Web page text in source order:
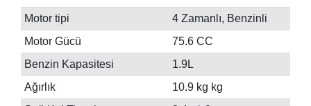
Motor tipi
4 Zamanlı, Benzinli
Motor Gücü
75.6 CC
Benzin Kapasitesi
1.9L
Ağırlık
10.9 kg kg